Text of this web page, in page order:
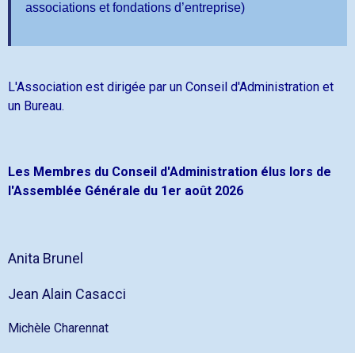
associations et fondations d’entreprise)
L'Association est dirigée par un Conseil d'Administration et
un Bureau.
Les Membres du Conseil d'Administration élus lors de
l'Assemblée Générale du 1er août 2026
Anita Brunel
Jean Alain Casacci
Michèle Charennat